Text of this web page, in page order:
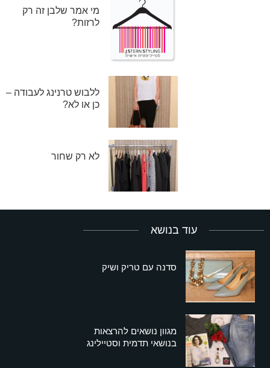
מי אמר שלבן זה רק
לרזות?
ללבוש טרנינג לעבודה –
כן או לא?
לא רק שחור
עוד בנושא
סדנה עם טריק ושיק
מגוון נושאים להרצאות
בנושאי תדמית וסטיילינג